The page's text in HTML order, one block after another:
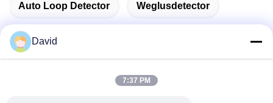
Auto Loop Detector Weglusdetector
David
7:37 PM